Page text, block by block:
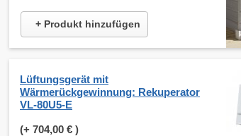
+ Produkt hinzufügen
Lüftungsgerät mit
Wärmerückgewinnung: Rekuperator
VL-80U5-E
(+ 704,00 € )